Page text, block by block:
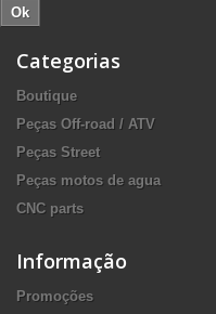
Ok
Categorias
Boutique
Peças Off-road / ATV
Peças Street
Peças motos de agua
CNC parts
Informação
Promoções